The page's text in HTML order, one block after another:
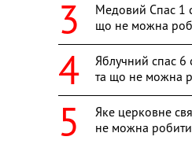
Медовий Спас 1
що не можна
Яблучний спас 6
та що не можна
Яке церковне
не можна робити